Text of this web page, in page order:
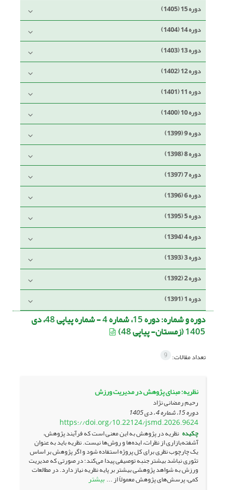
دوره 15 (1405)
دوره 14 (1404)
دوره 13 (1403)
دوره 12 (1402)
دوره 11 (1401)
دوره 10 (1400)
دوره 9 (1399)
دوره 8 (1398)
دوره 7 (1397)
دوره 6 (1396)
دوره 5 (1395)
دوره 4 (1394)
دوره 3 (1393)
دوره 2 (1392)
دوره 1 (1391)
دوره و شماره: دوره 15، شماره 4 - شماره پیاپی 48، دی
1405 (زمستان- پیاپی 48)
تعداد مقالات: 9
نظریه: مبنای پژوهش در مدیریت ورزش
رحیم رمضانی نژاد
دوره 15، شماره 4 ، دی 1405
https://doi.org/10.22124/jsmd.2026.9624
چکیده نظریه در پژوهش به این معنی است که فرآیند پژوهش،
آشفته‌بازاری از نظرات، ایده‌ها و روش‌ها نیست. نظریه باید به عنوان
یک چارچوب نظری برای کل پروژه استفاده شود و اگر پژوهش بر اساس
تئوری نباشد بیشتر جنبه توصیفی پیدا می‌کند؛ در صورتی که مدیریت
ورزش به شواهد پژوهشی بیشتر بر پایه نظریه نیاز دارد. در مطالعات
کمی، پرسش‌های پژوهش معمولاً از ... بیشتر